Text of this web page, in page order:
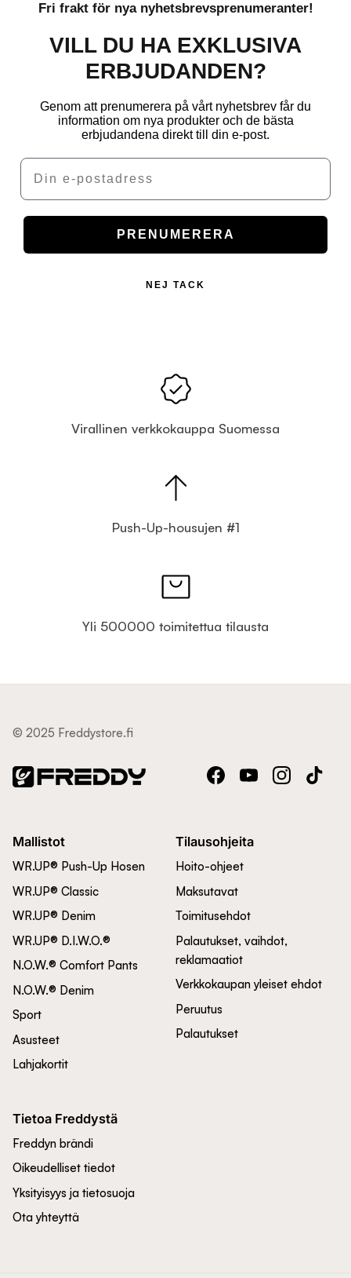
Fri frakt för nya nyhetsbrevsprenumeranter!
VILL DU HA EXKLUSIVA
ERBJUDANDEN?
Genom att prenumerera på vårt nyhetsbrev får du
information om nya produkter och de bästa
erbjudandena direkt till din e-post.
Email
PRENUMERERA
NEJ TACK
Virallinen verkkokauppa Suomessa
Push-Up-housujen #1
Yli 500000 toimitettua tilausta
© 2025 Freddystore.fi
FacebookYouTubeInstagramTikTok
Mallistot
WR.UP® Push-Up Hosen
WR.UP® Classic
WR.UP® Denim
WR.UP® D.I.W.O.®
N.O.W.® Comfort Pants
N.O.W.® Denim
Sport
Asusteet
Lahjakortit
Tilausohjeita
Hoito-ohjeet
Maksutavat
Toimitusehdot
Palautukset, vaihdot,
reklamaatiot
Verkkokaupan yleiset ehdot
Peruutus
Palautukset
Tietoa Freddystä
Freddyn brändi
Oikeudelliset tiedot
Yksityisyys ja tietosuoja
Ota yhteyttä